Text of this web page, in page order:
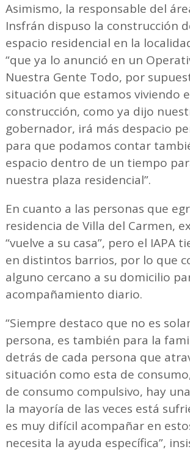
Asimismo, la responsable del
Insfrán dispuso la construcción
espacio residencial en la
“que ya lo anunció en un
Nuestra Gente Todo, por
situación que estamos viviendo
construcción, como ya dijo
gobernador, irá más despacio
para que podamos contar
espacio dentro de un tiempo
nuestra plaza residencial”.
En cuanto a las personas que
residencia de Villa del Carmen,
“vuelve a su casa”, pero el IAPA
en distintos barrios, por lo que
alguno cercano a su domicilio
acompañamiento diario.
“Siempre destaco que no es
persona, es también para la
detrás de cada persona que
situación como esta de
de consumo compulsivo, hay
la mayoría de las veces está
es muy difícil acompañar en
necesita la ayuda específica”,